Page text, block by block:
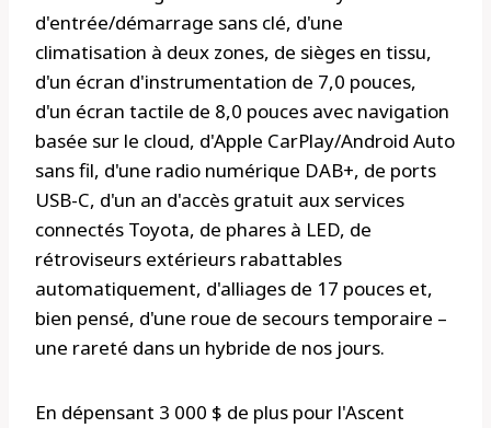
d'entrée/démarrage sans clé, d'une
climatisation à deux zones, de sièges en tissu,
d'un écran d'instrumentation de 7,0 pouces,
d'un écran tactile de 8,0 pouces avec navigation
basée sur le cloud, d'Apple CarPlay/Android Auto
sans fil, d'une radio numérique DAB+, de ports
USB-C, d'un an d'accès gratuit aux services
connectés Toyota, de phares à LED, de
rétroviseurs extérieurs rabattables
automatiquement, d'alliages de 17 pouces et,
bien pensé, d'une roue de secours temporaire –
une rareté dans un hybride de nos jours.
En dépensant 3 000 $ de plus pour l'Ascent